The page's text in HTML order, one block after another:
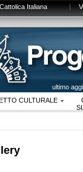
Italiana
ultimo
CULTURALE